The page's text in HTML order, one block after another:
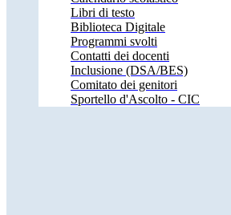
Libri di testo
Biblioteca Digitale
Programmi svolti
Contatti dei docenti
Inclusione (DSA/BES)
Comitato dei genitori
Sportello d'Ascolto - CIC